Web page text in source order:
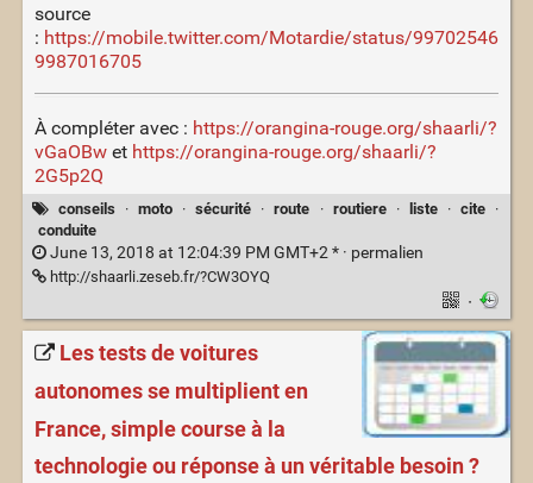
source
: https://mobile.twitter.com/Motardie/status/99702546
9987016705
À compléter avec : https://orangina-rouge.org/shaarli/?
vGaOBwet https://orangina-rouge.org/shaarli/?
2G5p2Q
conseils · moto · sécurité · route · routiere · liste · cite ·
conduite
June 13, 2018 at 12:04:39 PM GMT+2 * · permalien
http://shaarli.zeseb.fr/?CW3OYQ
·
Les tests de voitures
autonomes se multiplient en
France, simple course à la
technologie ou réponse à un véritable besoin ?